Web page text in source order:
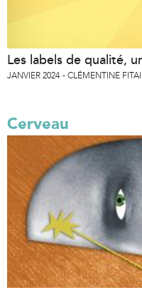
Les labels de qualité,
JANVIER 2024 CLÉMENTINE
Cerveau